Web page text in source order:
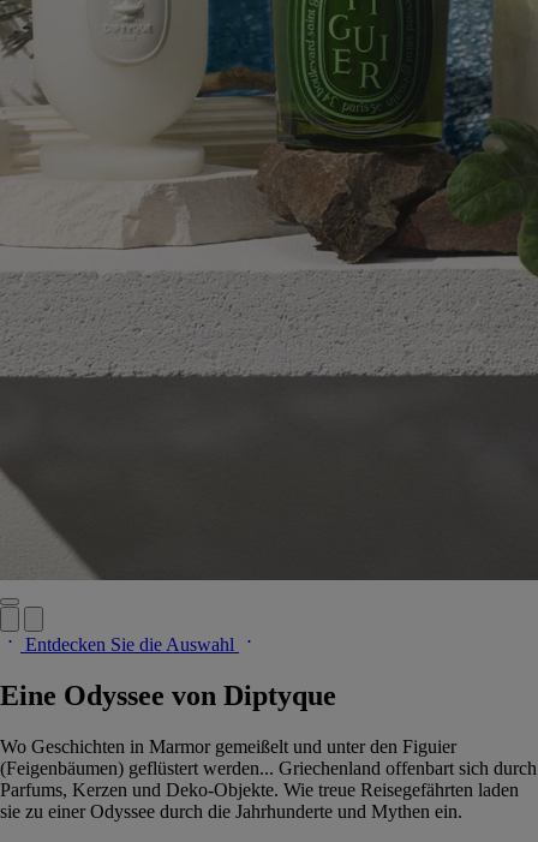
Entdecken Sie die Auswahl
Eine Odyssee von Diptyque
Wo Geschichten in Marmor gemeißelt und unter den Figuier
(Feigenbäumen) geflüstert werden... Griechenland offenbart sich durch
Parfums, Kerzen und Deko-Objekte. Wie treue Reisegefährten laden
sie zu einer Odyssee durch die Jahrhunderte und Mythen ein.